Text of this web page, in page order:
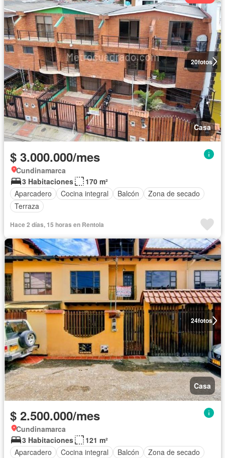
20fotos
Casa
$ 3.000.000/mes
Cundinamarca
3 Habitaciones
170 m²
Aparcadero
Cocina integral Balcón
Zona de secado
Terraza
Hace 2 días, 15 horas en Rentola
24fotos
Casa
$ 2.500.000/mes
Cundinamarca
3 Habitaciones
121 m²
Aparcadero
Cocina integral Balcón
Zona de secado